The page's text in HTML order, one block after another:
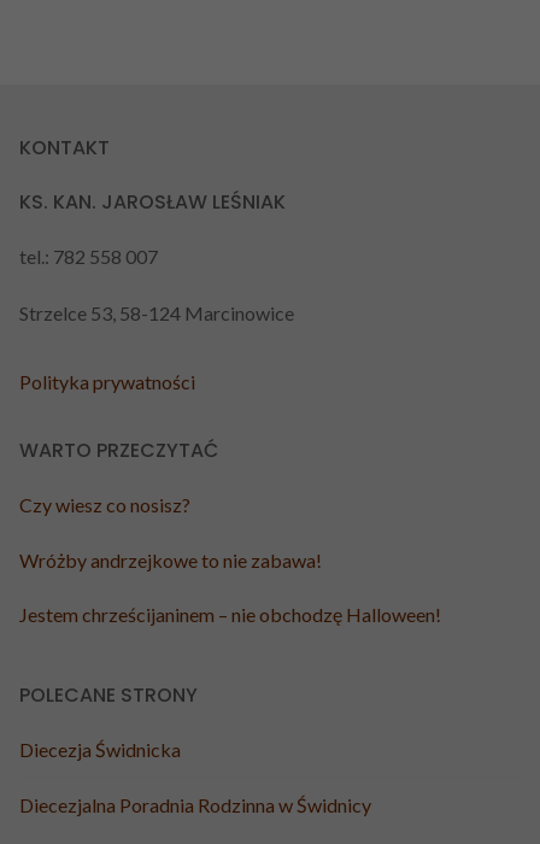
KONTAKT
KS. KAN. JAROSŁAW LEŚNIAK
tel.: 782 558 007
Strzelce 53, 58-124 Marcinowice
Polityka prywatności
WARTO PRZECZYTAĆ
Czy wiesz co nosisz?
Wróżby andrzejkowe to nie zabawa!
Jestem chrześcijaninem – nie obchodzę Halloween!
POLECANE STRONY
Diecezja Świdnicka
Diecezjalna Poradnia Rodzinna w Świdnicy